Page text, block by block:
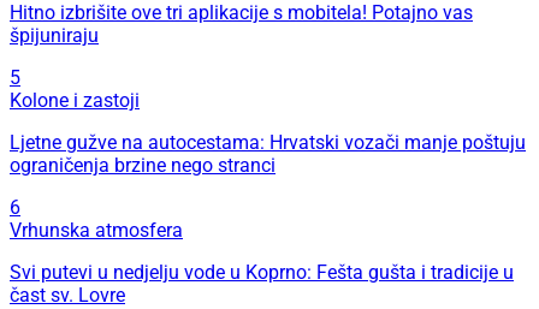
Hitno izbrišite ove tri aplikacije s mobitela! Potajno vas
špijuniraju
5
Kolone i zastoji
Ljetne gužve na autocestama: Hrvatski vozači manje poštuju
ograničenja brzine nego stranci
6
Vrhunska atmosfera
Svi putevi u nedjelju vode u Koprno: Fešta gušta i tradicije u
čast sv. Lovre